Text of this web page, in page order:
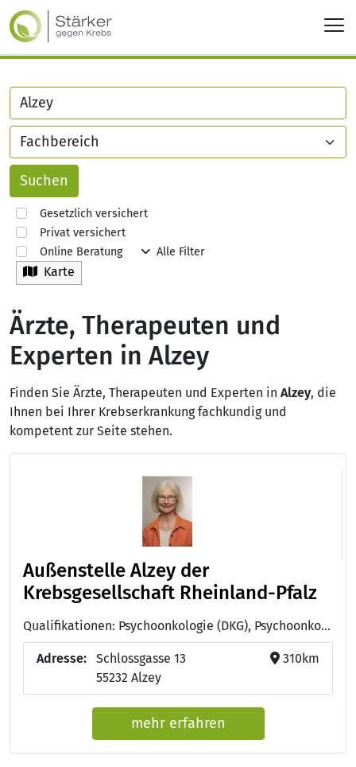
Gesetzlich versichert
Privat versichert
Online Beratung
Alle Filter
Karte
Ärzte, Therapeuten und
Experten in Alzey
Finden Sie Ärzte, Therapeuten und Experten in Alzey, die
Ihnen bei Ihrer Krebserkrankung fachkundig und
kompetent zur Seite stehen.
Außenstelle Alzey der
Krebsgesellschaft Rheinland-Pfalz
Qualifikationen: Psychoonkologie (DKG), Psychoonkologie (DKG)
Adresse:
Schlossgasse 13
55232 Alzey
310km
mehr erfahren